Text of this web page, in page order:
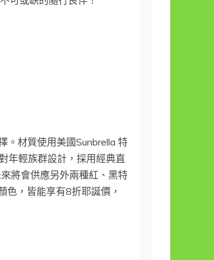
。材質使用美國Sunbrella 特
年輕族群設計，採用經典直
將會供應另外兩種紅、黑特
色，皆能享有8折耶誕價，